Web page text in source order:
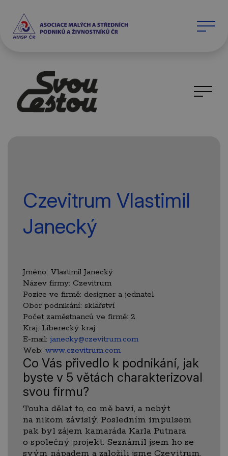
Czevitrum Vlastimil
Janecký
Jméno: Vlastimil Janecký
Název firmy: Czevitrum
Pozice ve firmě: designer a jednatel
Obor podnikání: sklářství
Počet zaměstnanců ve firmě: 2
Kraj: Liberecký kraj
E-mail: janecky@czevitrum.com
Web: www.czevitrum.com
Co Vás přivedlo k podnikání, jak
byste v 5 větách charakterizoval
svou firmu?
Touha dělat to, co mě baví, a nebýt
na nikom závislý. Posledním impulsem
pak byl zájem kamaráda Karla Putnara
o společný projekt. Seznámil jsem ho se
svým nápadem a založili jsme Czevitrum,